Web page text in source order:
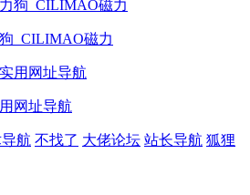
_CILIMAO磁力
网址导航
航 不找了 大佬论坛 站长导航 狐狸